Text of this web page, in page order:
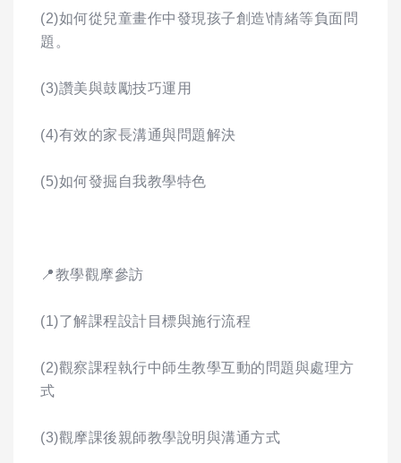
(2)如何從兒童畫作中發現孩子創造\情緒等負面問
題。
(3)讚美與鼓勵技巧運用
(4)有效的家長溝通與問題解決
(5)如何發掘自我教學特色
📍教學觀摩參訪
(1)了解課程設計目標與施行流程
(2)觀察課程執行中師生教學互動的問題與處理方
式
(3)觀摩課後親師教學說明與溝通方式